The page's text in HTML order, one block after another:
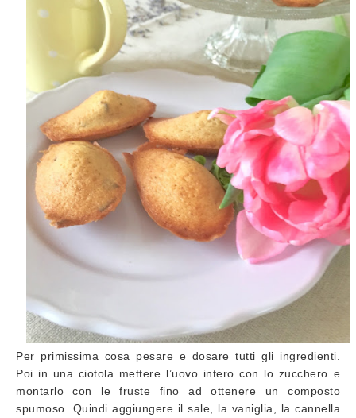
Per primissima cosa pesare e dosare tutti gli ingredienti.
Poi in una ciotola mettere l’uovo intero con lo zucchero e
montarlo con le fruste fino ad ottenere un composto
spumoso. Quindi aggiungere il sale, la vaniglia, la cannella